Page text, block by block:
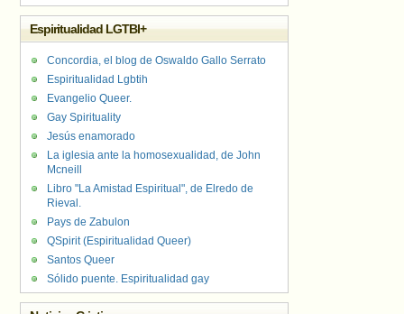
Espiritualidad LGTBI+
Concordia, el blog de Oswaldo Gallo Serrato
Espiritualidad Lgbtih
Evangelio Queer.
Gay Spirituality
Jesús enamorado
La iglesia ante la homosexualidad, de John
Mcneill
Libro "La Amistad Espiritual", de Elredo de
Rieval.
Pays de Zabulon
QSpirit (Espiritualidad Queer)
Santos Queer
Sólido puente. Espiritualidad gay